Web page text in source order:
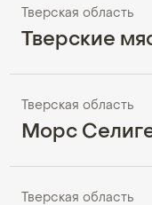
Тверская область
Тверские
Тверская область
Морс
Тверская область